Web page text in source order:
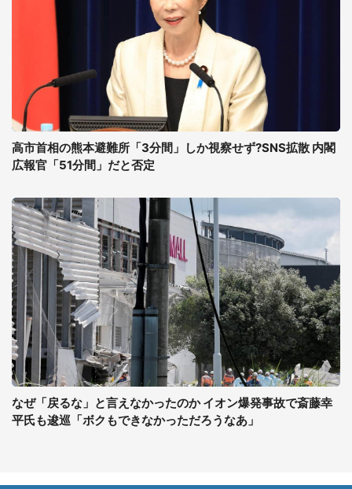
高市首相の熊本避難所「3分間」しか視察せず?SNS拡散 内閣
広報官「51分間」だと否定
なぜ「戻るな」と言えなかったのか イオン爆発事故で斎藤幸
平氏も逡巡「ボクもできなかっただろうなあ」